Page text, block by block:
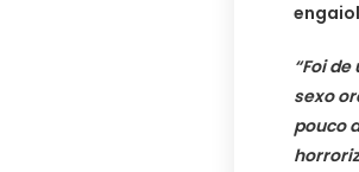
“Foi
sexo
pouco